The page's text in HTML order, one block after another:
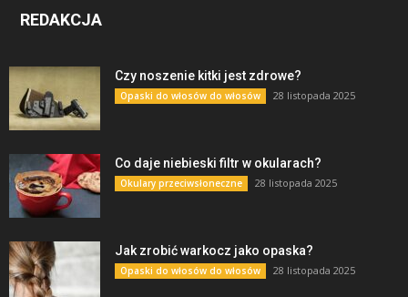
REDAKCJA
Czy noszenie kitki jest zdrowe?
Opaski do włosów do włosów 28 listopada 2025
Co daje niebieski filtr w okularach?
Okulary przeciwsłoneczne 28 listopada 2025
Jak zrobić warkocz jako opaska?
Opaski do włosów do włosów 28 listopada 2025